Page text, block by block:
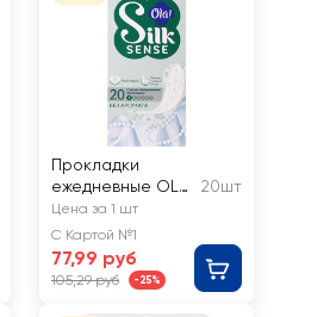
Прокладки
ежедневные OLA!
Silk Sense тонкие
стринг-
мультиформ
20шт
Цена за 1 шт
С Картой №1
77,99 руб
105,29 руб -25%